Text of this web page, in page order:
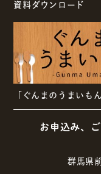
資料ダウンロード
「ぐんまのうまいも
お申込み、
群馬県